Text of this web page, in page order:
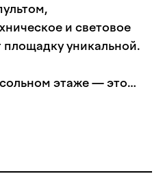
и световое
уникальной.
этаже — это
провести банкеты до